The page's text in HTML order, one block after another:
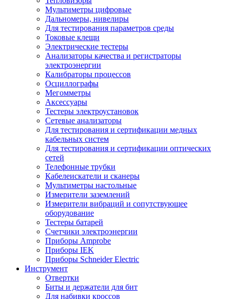
Мультиметры цифровые
Дальномеры, нивелиры
Для тестирования параметров среды
Токовые клещи
Электрические тестеры
Анализаторы качества и регистраторы
электроэнергии
Калибраторы процессов
Осциллографы
Мегомметры
Аксессуары
Тестеры электроустановок
Сетевые анализаторы
Для тестирования и сертификации медных
кабельных систем
Для тестирования и сертификации оптических
сетей
Телефонные трубки
Кабелеискатели и сканеры
Мультиметры настольные
Измерители заземлений
Измерители вибраций и сопутствующее
оборудование
Тестеры батарей
Счетчики электроэнергии
Приборы Amprobe
Приборы IEK
Приборы Schneider Electric
Инструмент
Отвертки
Биты и держатели для бит
Для набивки кроссов